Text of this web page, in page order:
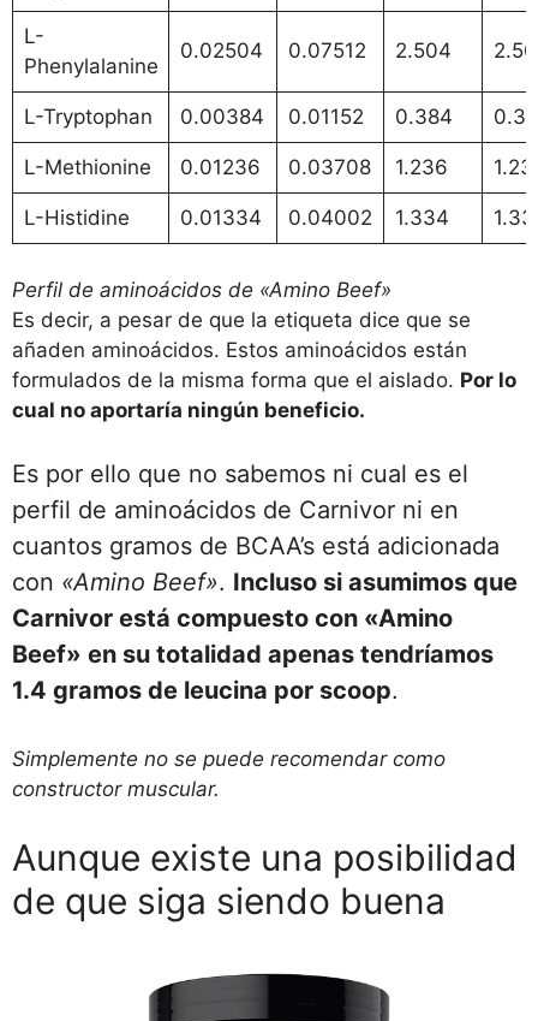
L-
Phenylalanine
0.02504 0.07512 2.504
L-Tryptophan 0.00384 0.01152 0.384
L-Methionine 0.01236 0.03708 1.236
L-Histidine 0.01334 0.04002 1.334
Perfil de aminoácidos de «Amino Beef»
Es decir, a pesar de que la etiqueta dice que se
añaden aminoácidos. Estos aminoácidos están
formulados de la misma forma que el aislado. Por lo
cual no aportaría ningún beneficio.
Es por ello que no sabemos ni cual es el
perfil de aminoácidos de Carnivor ni en
cuantos gramos de BCAA’s está adicionada
con «Amino Beef». Incluso si asumimos que
Carnivor está compuesto con «Amino
Beef» en su totalidad apenas tendríamos
1.4 gramos de leucina por scoop.
Simplemente no se puede recomendar como
constructor muscular.
Aunque existe una posibilidad
de que siga siendo buena